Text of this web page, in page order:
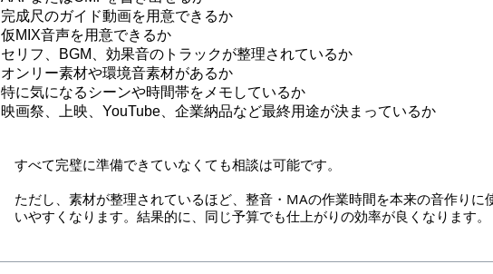
完成尺のガイド動画を用意できるか
仮MIX音声を用意できるか
セリフ、BGM、効果音のトラックが整理されているか
オンリー素材や環境音素材があるか
特に気になるシーンや時間帯をメモしているか
映画祭、上映、YouTube、企業納品など最終用途が決まっているか
すべて完璧に準備できていなくても相談は可能です。
ただし、素材が整理されているほど、整音・MAの作業時間を本来の音作りに
いやすくなります。結果的に、同じ予算でも仕上がりの効率が良くなります。